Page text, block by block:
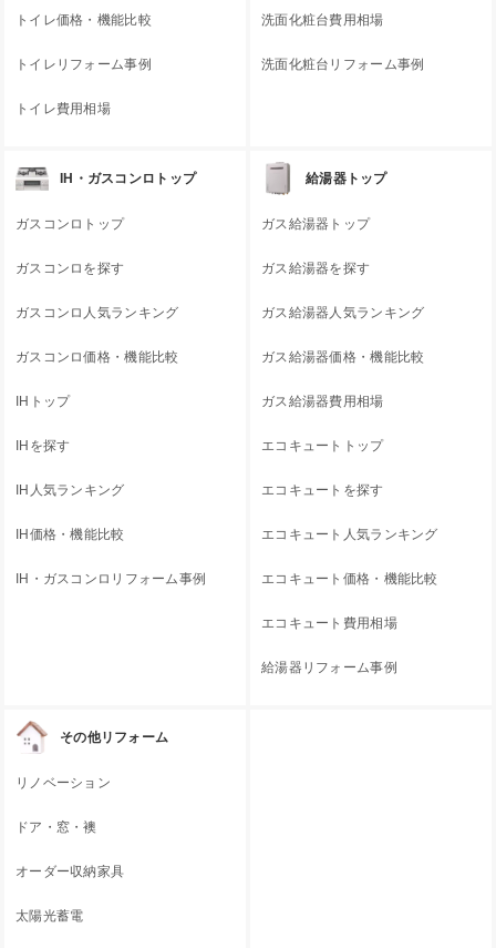
トイレ価格・機能比較
トイレリフォーム事例
トイレ費用相場
洗面化粧台費用相場
洗面化粧台リフォーム事例
IH・ガスコンロトップ
ガスコンロトップ
ガスコンロを探す
ガスコンロ人気ランキング
ガスコンロ価格・機能比較
IHトップ
IHを探す
IH人気ランキング
IH価格・機能比較
IH・ガスコンロリフォーム事例
給湯器トップ
ガス給湯器トップ
ガス給湯器を探す
ガス給湯器人気ランキング
ガス給湯器価格・機能比較
ガス給湯器費用相場
エコキュートトップ
エコキュートを探す
エコキュート人気ランキング
エコキュート価格・機能比較
エコキュート費用相場
給湯器リフォーム事例
その他リフォーム
リノベーション
ドア・窓・襖
オーダー収納家具
太陽光蓄電